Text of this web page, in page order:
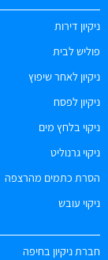
ניקיון דירות
פוליש לבית
ניקיון לאחר שיפוץ
ניקיון לפסח
ניקוי בלחץ מים
ניקוי גרנוליט
הסרת כתמים מהרצפה
ניקוי עובש
חברת ניקיון בחיפה